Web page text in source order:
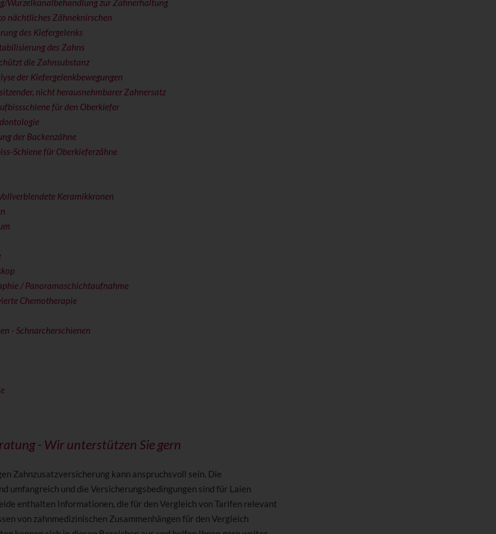
Wurzelkanalbehandlung zur Zahnerhaltung
nächtliches Zähneknirschen
des Kiefergelenks
des Zahns
die Zahnsubstanz
der Kiefergelenkbewegungen
nicht herausnehmbarer Zahnersatz
für den Oberkiefer
der Backenzähne
Schiene für Oberkieferzähne
Keramikkronen
/ Panoramaschichtaufnahme
Chemotherapie
- Schnarcherschienen
- Wir unterstützen Sie gern
Zahnzusatzversicherung kann anspruchsvoll sein. Die
umfangreich und die Versicherungsbedingungen sind für Laien
enthalten Informationen, die für den Vergleich von Tarifen relevant
von zahnmedizinischen Zusammenhängen für den Vergleich